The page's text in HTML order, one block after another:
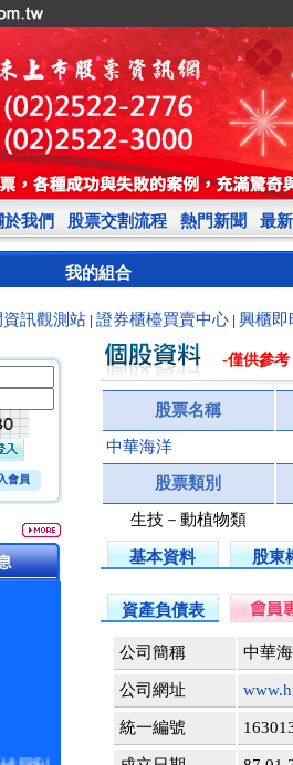
於我們 股票交割流程 熱門新聞 最
我的組合
資訊觀測站 證券櫃檯買賣中心 興櫃即
會員
犀利
-僅供參考
股票名稱
中華海洋
股票類別
生技－動植物類
基本資料 股東
資產負債表
公司簡稱 中華
公司網址
統一編號